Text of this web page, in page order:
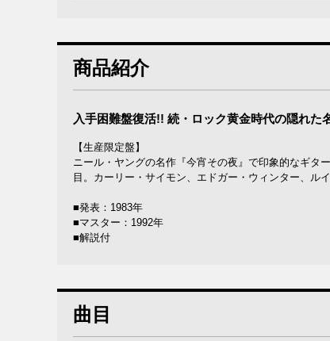
商品紹介
入手困難盤復活!! 続・ロック黄金時代の隠れた
【生産限定盤】
ニール・ヤングの名作『今宵その夜』で印象的なギタ
目。カーリー・サイモン、エドガー・ウィンター、ル
■発表：1983年
■マスター：1992年
■解説付
曲目